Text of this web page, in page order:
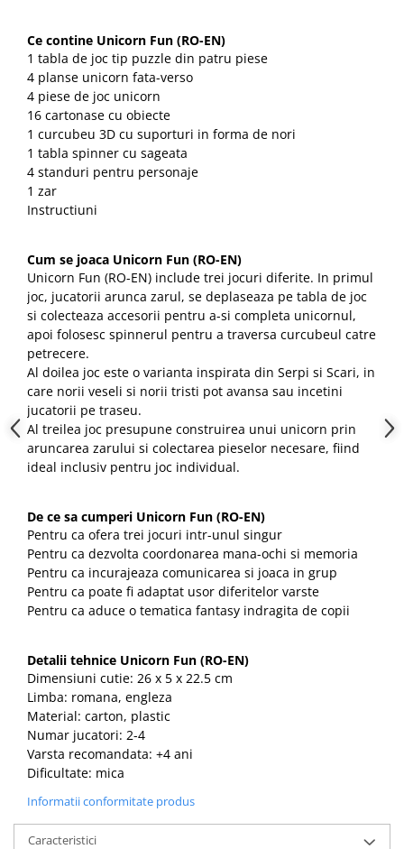
Ce contine Unicorn Fun (RO-EN)
1 tabla de joc tip puzzle din patru piese
4 planse unicorn fata-verso
4 piese de joc unicorn
16 cartonase cu obiecte
1 curcubeu 3D cu suporturi in forma de nori
1 tabla spinner cu sageata
4 standuri pentru personaje
1 zar
Instructiuni
Cum se joaca Unicorn Fun (RO-EN)
Unicorn Fun (RO-EN) include trei jocuri diferite. In primul
joc, jucatorii arunca zarul, se deplaseaza pe tabla de joc
si colecteaza accesorii pentru a-si completa unicornul,
apoi folosesc spinnerul pentru a traversa curcubeul catre
petrecere.
Al doilea joc este o varianta inspirata din Serpi si Scari, in
care norii veseli si norii tristi pot avansa sau incetini
jucatorii pe traseu.
Al treilea joc presupune construirea unui unicorn prin
aruncarea zarului si colectarea pieselor necesare, fiind
ideal inclusiv pentru joc individual.
De ce sa cumperi Unicorn Fun (RO-EN)
Pentru ca ofera trei jocuri intr-unul singur
Pentru ca dezvolta coordonarea mana-ochi si memoria
Pentru ca incurajeaza comunicarea si joaca in grup
Pentru ca poate fi adaptat usor diferitelor varste
Pentru ca aduce o tematica fantasy indragita de copii
Detalii tehnice Unicorn Fun (RO-EN)
Dimensiuni cutie: 26 x 5 x 22.5 cm
Limba: romana, engleza
Material: carton, plastic
Numar jucatori: 2-4
Varsta recomandata: +4 ani
Dificultate: mica
Informatii conformitate produs
Caracteristici